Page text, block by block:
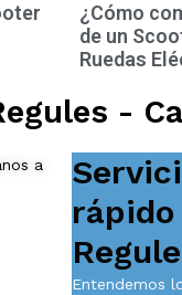
¿Cómo
de un
Ruedas
-
a
Entendemos